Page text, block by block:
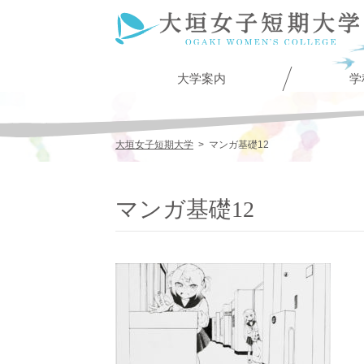
大学案内 学
大垣女子短期大学 > マンガ基礎12
マンガ基礎12